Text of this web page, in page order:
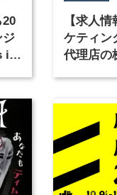
20
ジ
in
【求人
ケティン
代理店の